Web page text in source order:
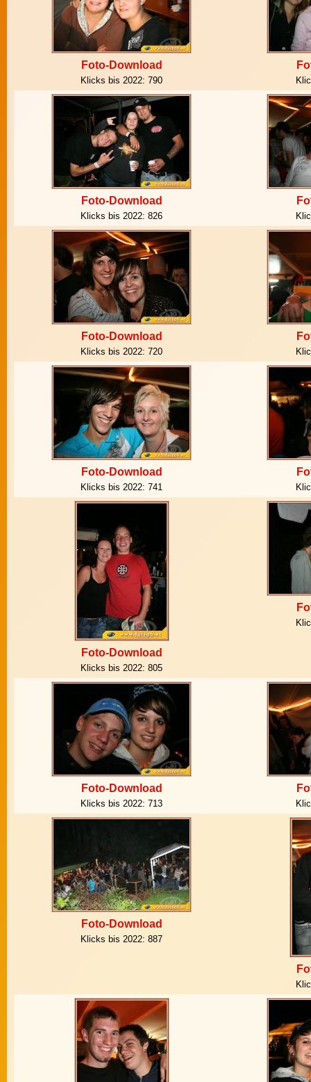
Foto-Download
Klicks bis 2022: 790
Foto-Download
Klicks bis 2022: 826
Foto-Download
Klicks bis 2022: 720
Foto-Download
Klicks bis 2022: 741
Foto-Download
Klicks bis 2022: 805
Foto-Download
Klicks bis 2022: 713
Foto-Download
Klicks bis 2022: 887